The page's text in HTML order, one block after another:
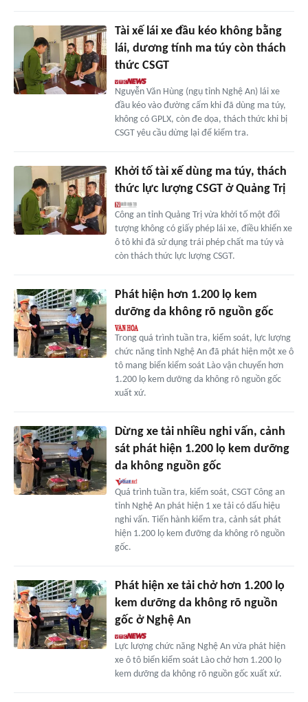
Tài xế lái xe đầu kéo không bằng
lái, dương tính ma túy còn thách
thức CSGT
Nguyễn Văn Hùng (ngụ tỉnh Nghệ An) lái xe
đầu kéo vào đường cấm khi đã dùng ma túy,
không có GPLX, còn đe dọa, thách thức khi bị
CSGT yêu cầu dừng lại để kiểm tra.
Khởi tố tài xế dùng ma túy, thách
thức lực lượng CSGT ở Quảng Trị
Công an tỉnh Quảng Trị vừa khởi tố một đối
tượng không có giấy phép lái xe, điều khiển xe
ô tô khi đã sử dụng trái phép chất ma túy và
còn thách thức lực lượng CSGT.
Phát hiện hơn 1.200 lọ kem
dưỡng da không rõ nguồn gốc
Trong quá trình tuần tra, kiểm soát, lực lượng
chức năng tỉnh Nghệ An đã phát hiện một xe ô
tô mang biển kiểm soát Lào vận chuyển hơn
1.200 lọ kem dưỡng da không rõ nguồn gốc
xuất xứ.
Dừng xe tải nhiều nghi vấn, cảnh
sát phát hiện 1.200 lọ kem dưỡng
da không nguồn gốc
Quá trình tuần tra, kiểm soát, CSGT Công an
tỉnh Nghệ An phát hiện 1 xe tải có dấu hiệu
nghi vấn. Tiến hành kiểm tra, cảnh sát phát
hiện 1.200 lọ kem đưỡng da không rõ nguồn
gốc.
Phát hiện xe tải chở hơn 1.200 lọ
kem dưỡng da không rõ nguồn
gốc ở Nghệ An
Lực lượng chức năng Nghệ An vừa phát hiện
xe ô tô biển kiểm soát Lào chở hơn 1.200 lọ
kem dưỡng da không rõ nguồn gốc xuất xứ.